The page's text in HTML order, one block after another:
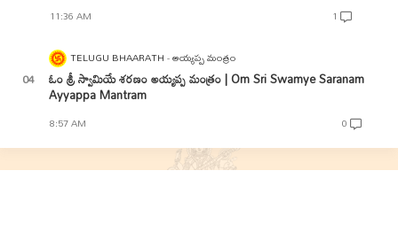
11:36 AM 1
TELUGU BHAARATH అయ్యప్ప మంత్రం
ఓం శ్రీ స్వామియే శరణం అయ్యప్ప మంత్రం | Om Sri Swamye Saranam
Ayyappa Mantram
8:57 AM 0